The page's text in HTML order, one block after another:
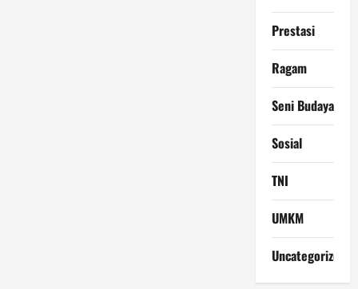
Prestasi
Ragam
Seni Budaya
Sosial
TNI
UMKM
Uncategorized